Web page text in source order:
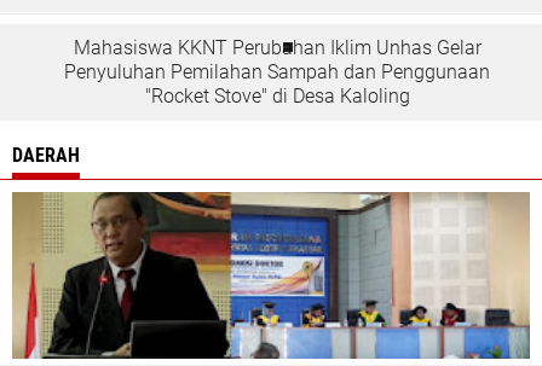
Mahasiswa KKNT Perubahan Iklim Unhas Gelar
Penyuluhan Pemilahan Sampah dan Penggunaan
"Rocket Stove" di Desa Kaloling
DAERAH